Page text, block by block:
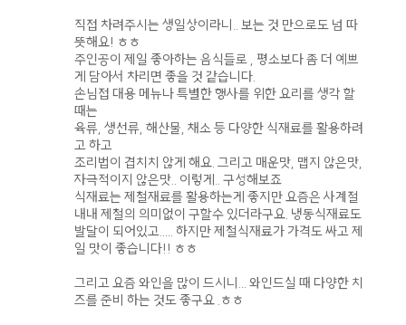
직접 차려주시는 생일상이라니.. 보는 것 만으로도 넘 따
뜻해요! ㅎㅎ
주인공이 제일 좋아하는 음식들로 , 평소보다 좀 더 예쁘
게 담아서 차리면 좋을 것 같습니다.
손님접 대용 메뉴나 특별한 행사를 위한 요리를 생각 할
때는
육류, 생선류, 해산물, 채소 등 다양한 식재료를 활용하려
고 하고
조리법이 겹치치 않게 해요. 그리고 매운맛, 맵지 않은맛,
자극적이지 않은맛.. 이렇게.. 구성해보죠
식재료는 제철재료를 활용하는게 좋지만 요즘은 사계절
내내 제철의 의미없이 구할수 있더라구요. 냉동식재료도
발달이 되어있고..... 하지만 제철식재료가 가격도 싸고 제
일 맛이 좋습니다!! ㅎㅎ
그리고 요즘 와인을 많이 드시니... 와인드실 때 다양한 치
즈를 준비 하는 것도 좋구요 .ㅎㅎ